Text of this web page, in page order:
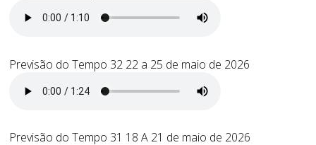
Previsão do Tempo 32 22 a 25 de maio de 2026
Previsão do Tempo 31 18 A 21 de maio de 2026